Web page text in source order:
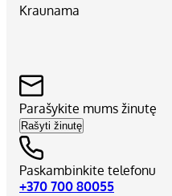
Kraunama
Parašykite mums žinutę
Rašyti žinutę
Paskambinkite telefonu
+370 700 80055